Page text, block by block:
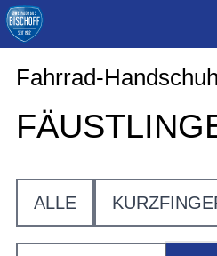
Fahrrad-
ALLE